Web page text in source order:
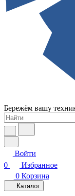
Бережём вашу
Войти
0
Избранное
0 Корзина
Каталог